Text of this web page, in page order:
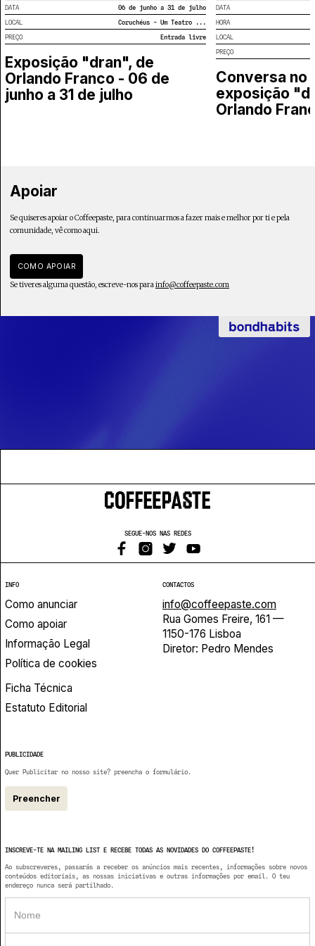
DATA
06 de junho a 31 de julho
LOCAL
Coruchéus - Um Teatro ...
PREÇO
Entrada livre
Exposição "dran", de
Orlando Franco - 06 de
junho a 31 de julho
DATA
HORA
LOCAL
PREÇO
Conversa no
exposição
Orlando
Apoiar
Se quiseres apoiar o Coffeepaste, para continuarmos a fazer mais e melhor por ti e pela
comunidade, vê como aqui.
COMO APOIAR
Se tiveres alguma questão, escreve-nos parainfo@coffeepaste.com
SEGUE-NOS NAS REDES
INFO
Como anunciar
Como apoiar
Informação Legal
Política de cookies
Ficha Técnica
Estatuto Editorial
CONTACTOS
info@coffeepaste.com
Rua Gomes Freire, 161 —
1150-176 Lisboa
Diretor: Pedro Mendes
PUBLICIDADE
Quer Publicitar no nosso site? preencha o formulário.
Preencher
INSCREVE-TE NA MAILING LIST E RECEBE TODAS AS NOVIDADES DO COFFEEPASTE!
Ao subscreveres, passarás a receber os anúncios mais recentes, informações sobre novos
conteúdos editoriais, as nossas iniciativas e outras informações por email. O teu
endereço nunca será partilhado.